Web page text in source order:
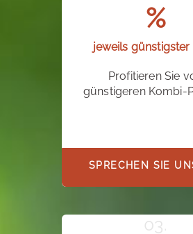
%
jeweils günstigster
Profitieren Sie
günstigeren Kombi-
SPRECHEN SIE